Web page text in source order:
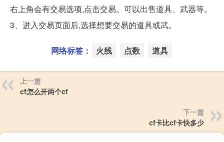
右上角会有交易选项,点击交易。可以出售道具、武器等。
3、进入交易页面后,选择想要交易的道具或武。
网络标签： 火线 点数 道具
上一篇
cf怎么开两个cf
下一篇
cf卡比cf卡快多少